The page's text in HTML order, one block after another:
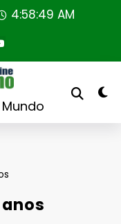
4:58:50 AM